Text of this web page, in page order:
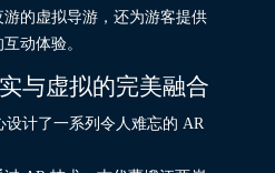
的虚拟导游，还为游客提供
动体验。
与虚拟的完美融合
计了一系列令人难忘的 AR